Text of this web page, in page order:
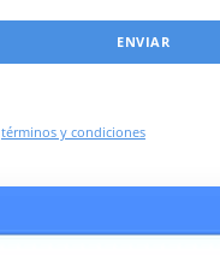
ENVIAR
términos y condiciones